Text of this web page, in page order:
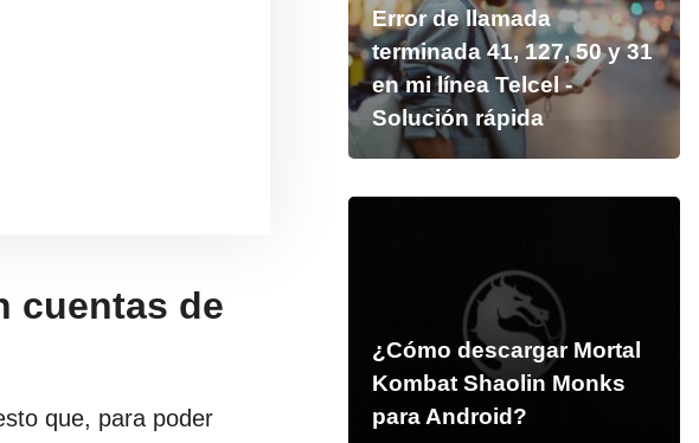
cuentas de
que, para poder
Error de llamada
terminada 41, 127, 50 y 31
en mi línea Telcel -
Solución rápida
¿Cómo descargar Mortal
Kombat Shaolin Monks
para Android?